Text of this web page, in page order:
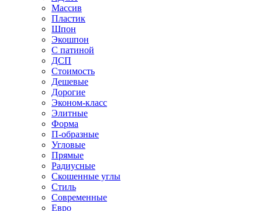
Массив
Пластик
Шпон
Экошпон
С патиной
ДСП
Стоимость
Дешевые
Дорогие
Эконом-класс
Элитные
Форма
П-образные
Угловые
Прямые
Радиусные
Скошенные углы
Стиль
Современные
Евро